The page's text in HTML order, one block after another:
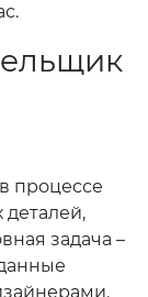
процессе
деталей,
задача –